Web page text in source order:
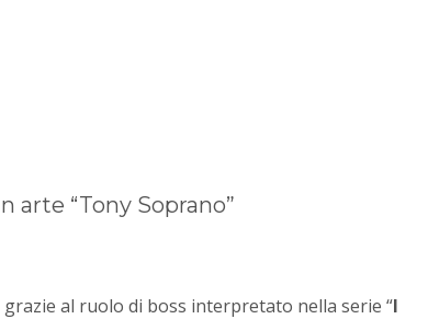
arte “Tony Soprano”
al ruolo di boss interpretato nella serie “I